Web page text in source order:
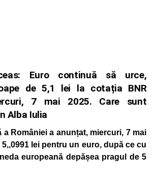
Euro continuă să urce,
de 5,1 lei la cotația BNR
7 mai 2025. Care sunt
Alba Iulia
a României a anunțat, miercuri, 7 mai
lei pentru un euro, după ce cu
europeană depășea pragul de 5